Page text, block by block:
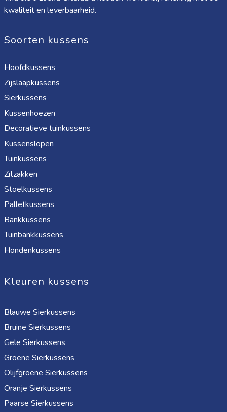
kwaliteit en leverbaarheid.
Soorten kussens
Hoofdkussens
Zijslaapkussens
Sierkussens
Kussenhoezen
Decoratieve tuinkussens
Kussenslopen
Tuinkussens
Zitzakken
Stoelkussens
Palletkussens
Bankkussens
Tuinbankkussens
Hondenkussens
Kleuren kussens
Blauwe Sierkussens
Bruine Sierkussens
Gele Sierkussens
Groene Sierkussens
Olijfgroene Sierkussens
Oranje Sierkussens
Paarse Sierkussens